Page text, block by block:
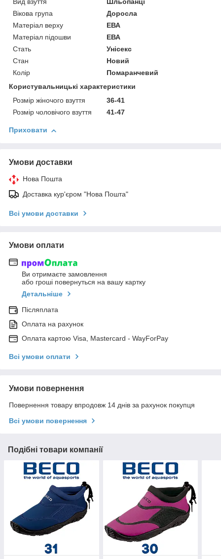
Вид взуття
Шльопанці
Вікова група
Доросла
Матеріал верху
ЕВА
Матеріал підошви
ЕВА
Стать
Унісекс
Стан
Новий
Колір
Помаранчевий
Користувальницькі характеристики
Розмір жіночого взуття
36-41
Розмір чоловічого взуття
41-47
Приховати
Умови доставки
Нова Пошта
Доставка кур'єром "Нова Пошта"
Всі умови доставки
Умови оплати
Ви отримаєте замовлення
або гроші повернуться на вашу картку
Детальніше
Післяплата
Оплата на рахунок
Оплата картою Visa, Mastercard - WayForPay
Всі умови оплати
Умови повернення
Повернення товару впродовж 14 днів за рахунок покупця
Всі умови повернення
Подібні товари компанії